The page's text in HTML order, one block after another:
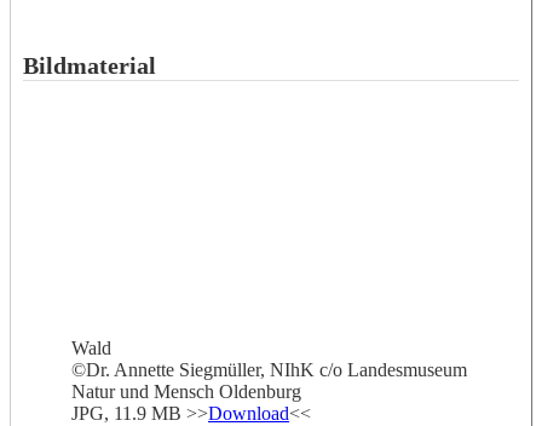
Bildmaterial
Wald
©Dr. Annette Siegmüller, NIhK c/o Landesmuseum
Natur und Mensch Oldenburg
JPG, 11.9 MB >>Download<<